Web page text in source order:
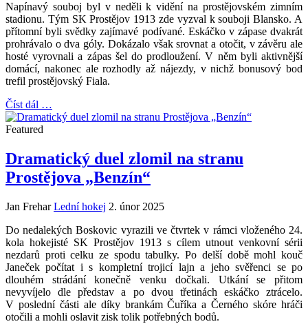
Napínavý souboj byl v neděli k vidění na prostějovském zimním
stadionu. Tým SK Prostějov 1913 zde vyzval k souboji Blansko. A
přítomní byli svědky zajímavé podívané. Eskáčko v zápase dvakrát
prohrávalo o dva góly. Dokázalo však srovnat a otočit, v závěru ale
hosté vyrovnali a zápas šel do prodloužení. V něm byli aktivnější
domácí, nakonec ale rozhodly až nájezdy, v nichž bonusový bod
trefil prostějovský Fiala.
Číst dál …
Featured
Dramatický duel zlomil na stranu
Prostějova „Benzín“
Jan Frehar Lední hokej 2. únor 2025
Do nedalekých Boskovic vyrazili ve čtvrtek v rámci vloženého 24.
kola hokejisté SK Prostějov 1913 s cílem utnout venkovní sérii
nezdarů proti celku ze spodu tabulky. Po delší době mohl kouč
Janeček počítat i s kompletní trojicí lajn a jeho svěřenci se po
dlouhém strádání konečně venku dočkali. Utkání se přitom
nevyvíjelo dle představ a po dvou třetinách eskáčko ztrácelo.
V poslední části ale díky brankám Čuříka a Černého skóre hráči
otočili a mohli oslavit zisk tolik potřebných bodů.